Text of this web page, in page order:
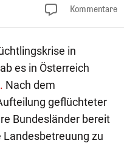
Kommentare
in
es in Österreich
Nach dem
geflüchteter
Bundesländer bereit
zu